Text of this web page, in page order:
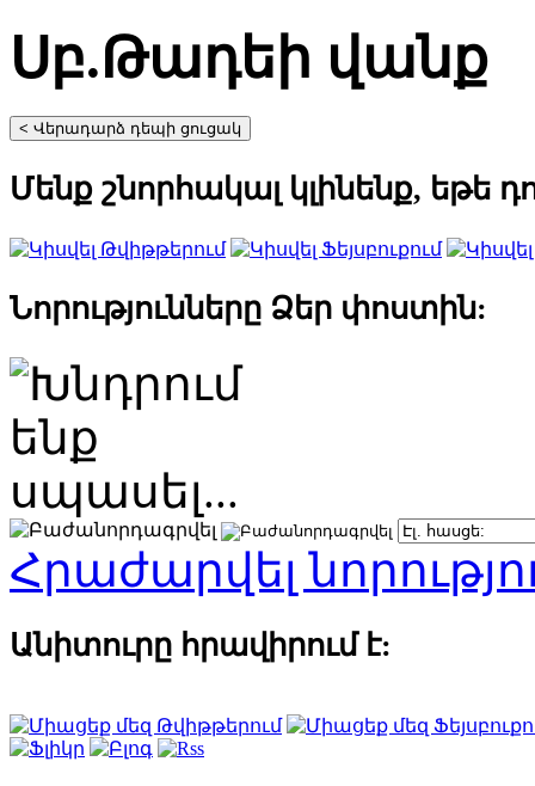
Սբ.Թադեի վանք
Մենք շնորհակալ կլինենք, եթե
Նորությունները Ձեր փոստին:
Հրաժարվել
Անիտուրը հրավիրում է: